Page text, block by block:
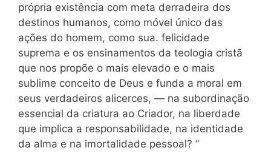
própria existência com meta derradeira dos
destinos humanos, como móvel único das
ações do homem, como sua. felicidade
suprema e os ensinamentos da teologia cristã
que nos propõe o mais elevado e o mais
sublime conceito de Deus e funda a moral em
seus verdadeiros alicerces, — na subordinação
essencial da criatura ao Criador, na liberdade
que implica a responsabilidade, na identidade
da alma e na imortalidade pessoal? “